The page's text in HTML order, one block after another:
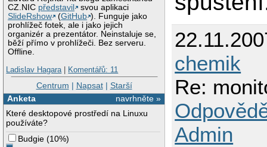
CZ.NIC představil
svou aplikaci
SlideRshow
(GitHub ). Funguje jako
prohlížeč fotek, ale i jako jejich
organizér a prezentátor. Neinstaluje se,
běží přímo v prohlížeči. Bez serveru.
Offline.
Ladislav Hagara| Komentářů: 11
Centrum | Napsat| Starší
navrhněte »
Anketa
Které desktopové prostředí na Linuxu
používáte?
Budgie (10%)
chemik
Re:
Admin